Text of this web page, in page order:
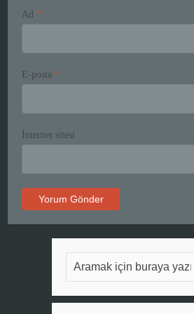
Ad *
E-posta *
İnternet sitesi